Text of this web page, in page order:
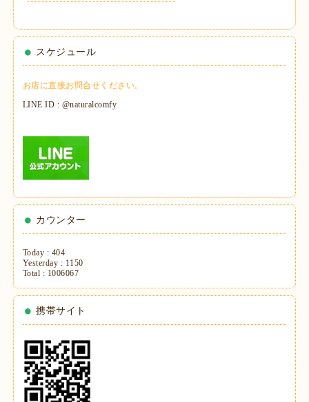
スケジュール
お店に直接お問合せください。
LINE ID : @naturalcomfy
カウンター
Today : 404
Yesterday : 1150
Total : 1006067
携帯サイト